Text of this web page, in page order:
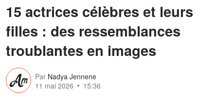
15 actrices célèbres et leurs
filles : des ressemblances
troublantes en images
Par Nadya Jennene
11 mai 2026
15:36